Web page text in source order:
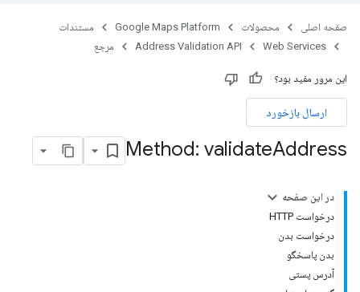
صفحه اصلی محصولات Google Maps Platform
مستندات
Web Services
Address Validation API مرجع
این مرور مفید بود؟
ارسال بازخورد
Method: validateAddress
در این صفحه
درخواست HTTP
درخواست بدن
بدن پاسخگو
آدرس پستی